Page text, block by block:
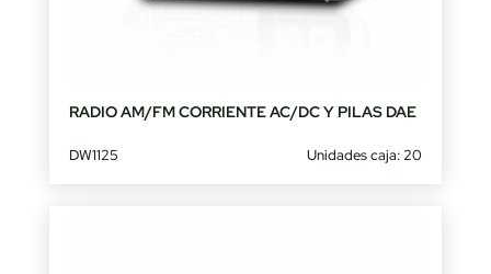
RADIO AM/FM CORRIENTE AC/DC Y PILAS DAE
DW1125 Unidades caja: 20